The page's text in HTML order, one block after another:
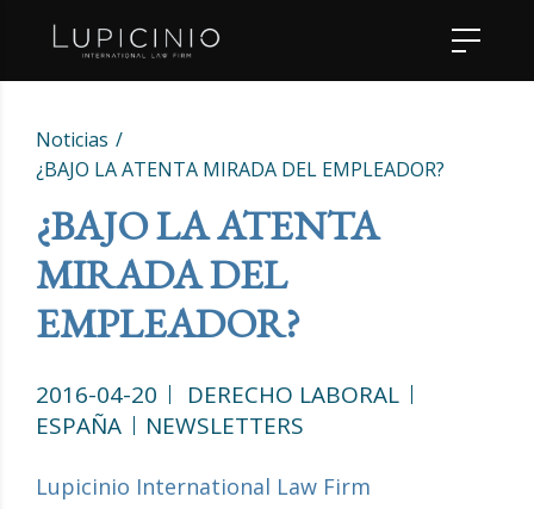
Noticias
¿BAJO LA ATENTA MIRADA DEL EMPLEADOR?
¿BAJO LA ATENTA
MIRADA DEL
EMPLEADOR?
2016-04-20
DERECHO LABORAL
ESPAÑA
NEWSLETTERS
Lupicinio International Law Firm